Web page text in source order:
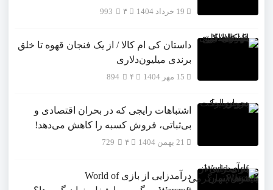
19 خرداد 1404 993
داستان کی ام کالا / از یک فنجان قهوه تا خلق
برندی میلیون‌دلاری
15 مهر 1404 894
اشتباهات رایجی که در بحران اقتصادی و
بی‌ثباتی، فروش کسبه را کاهش می‌دهد!
21 بهمن 1404 729
درآمدزایی از بازی World of